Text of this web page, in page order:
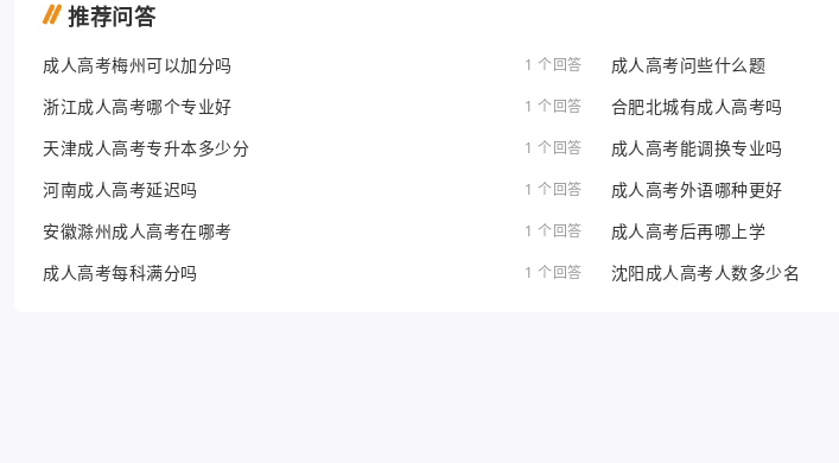
推荐问答
成人高考梅州可以加分吗 1 个回答 成人高考问些什么题
浙江成人高考哪个专业好 1 个回答 合肥北城有成人高考吗
天津成人高考专升本多少分 1 个回答 成人高考能调换专业吗
河南成人高考延迟吗 1 个回答 成人高考外语哪种更好
安徽滁州成人高考在哪考 1 个回答 成人高考后再哪上学
成人高考每科满分吗 1 个回答 沈阳成人高考人数多少名